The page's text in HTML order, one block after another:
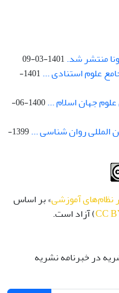
1401-03-09
1401-
1400-06-
روان شناسی ...
1399-
آموزشی» بر اساس
CC) آزاد است.
در خبرنامه نشریه